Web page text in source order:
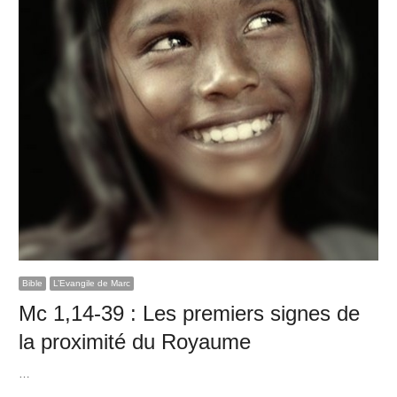
Bible L’Evangile de Marc
Mc 1,14-39 : Les premiers signes de
la proximité du Royaume
…